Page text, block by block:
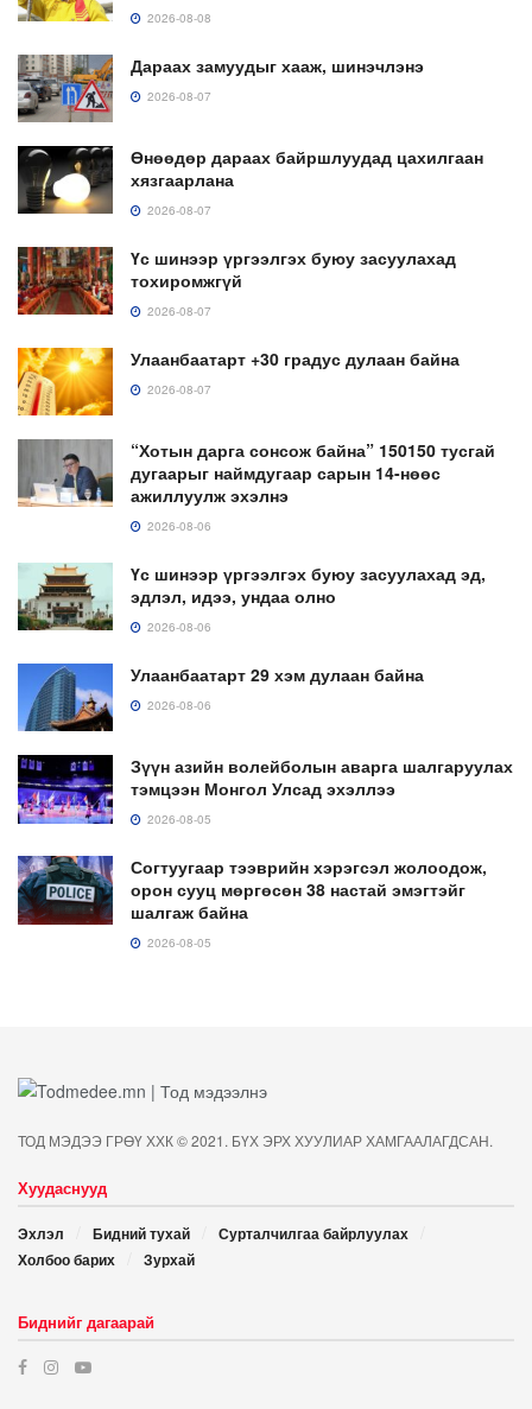
2026-08-08
Дараах замуудыг хааж, шинэчлэнэ
2026-08-07
Өнөөдөр дараах байршлуудад цахилгаан
хязгаарлана
2026-08-07
Үс шинээр үргээлгэх буюу засуулахад
тохиромжгүй
2026-08-07
Улаанбаатарт +30 градус дулаан байна
2026-08-07
“Хотын дарга сонсож байна” 150150 тусгай
дугаарыг наймдугаар сарын 14-нөөс
ажиллуулж эхэлнэ
2026-08-06
Үс шинээр үргээлгэх буюу засуулахад эд,
эдлэл, идээ, ундаа олно
2026-08-06
Улаанбаатарт 29 хэм дулаан байна
2026-08-06
Зүүн азийн волейболын аварга шалгаруулах
тэмцээн Монгол Улсад эхэллээ
2026-08-05
Согтуугаар тээврийн хэрэгсэл жолоодож,
орон сууц мөргөсөн 38 настай эмэгтэйг
шалгаж байна
2026-08-05
ТОД МЭДЭЭ ГРӨҮ ХХК © 2021. БҮХ ЭРХ ХУУЛИАР ХАМГААЛАГДСАН.
Хуудаснууд
Эхлэл Бидний тухай
Сурталчилгаа байрлуулах
Холбоо барих
Зурхай
Биднийг дагаарай